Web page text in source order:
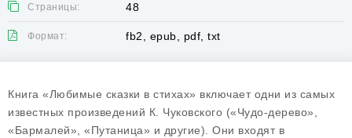
Страницы: 48
Формат: fb2, epub, pdf, txt
Книга «Любимые сказки в стихах» включает одни из самых
известных произведений К. Чуковского («Чудо-дерево»,
«Бармалей», «Путаница» и другие). Они входят в